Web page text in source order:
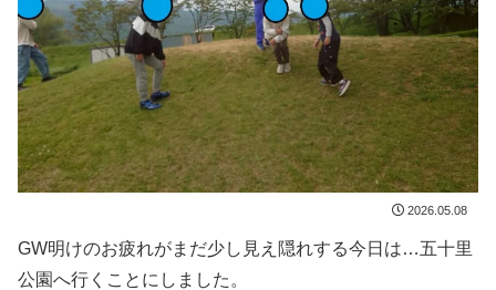
2026.05.08
GW明けのお疲れがまだ少し見え隠れする今日は…五十里
公園へ行くことにしました。